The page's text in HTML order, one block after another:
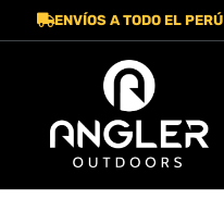
ENVÍOS A TODO EL PERÚ